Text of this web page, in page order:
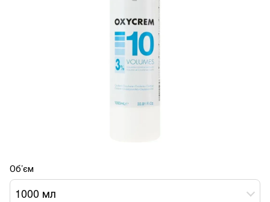
Об’єм
1000 мл